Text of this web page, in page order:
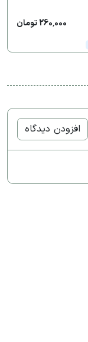
260,000 تومان
افزودن دیدگاه